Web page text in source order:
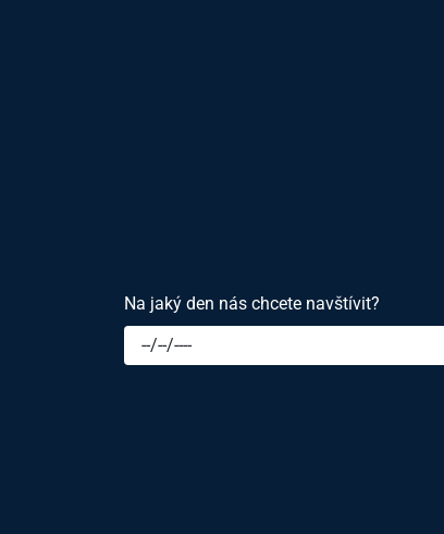
Na jaký den nás chcete navštívit?